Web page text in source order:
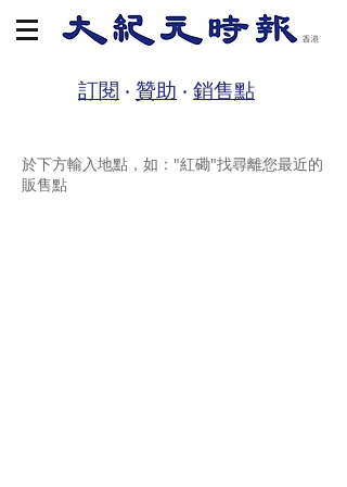
訂閱 ‧ 贊助 ‧ 銷售點
於下方輸入地點，如："紅磡"找尋離您最近的
販售點